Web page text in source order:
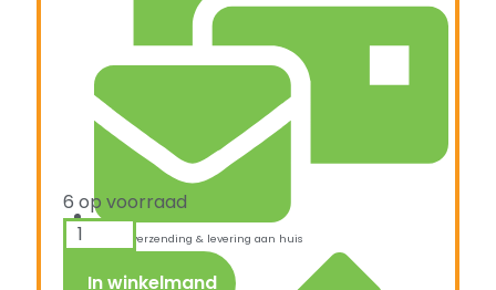
Snelle verzending & levering aan huis
6 op voorraad
In winkelmand